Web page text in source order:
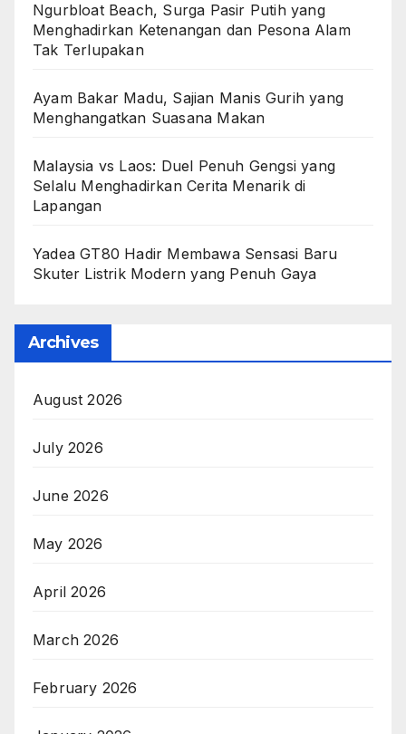
Ngurbloat Beach, Surga Pasir Putih yang
Menghadirkan Ketenangan dan Pesona Alam
Tak Terlupakan
Ayam Bakar Madu, Sajian Manis Gurih yang
Menghangatkan Suasana Makan
Malaysia vs Laos: Duel Penuh Gengsi yang
Selalu Menghadirkan Cerita Menarik di
Lapangan
Yadea GT80 Hadir Membawa Sensasi Baru
Skuter Listrik Modern yang Penuh Gaya
Archives
August 2026
July 2026
June 2026
May 2026
April 2026
March 2026
February 2026